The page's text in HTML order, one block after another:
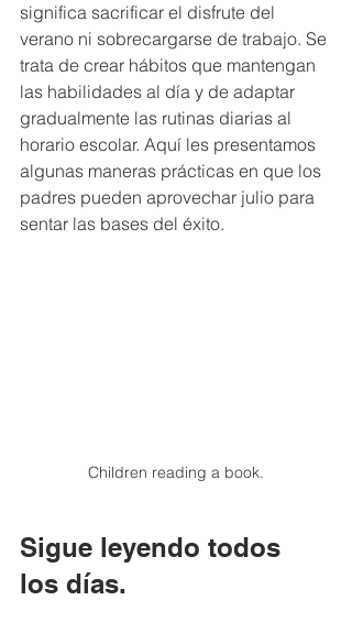
significa sacrificar el disfrute del
verano ni sobrecargarse de trabajo. Se
trata de crear hábitos que mantengan
las habilidades al día y de adaptar
gradualmente las rutinas diarias al
horario escolar. Aquí les presentamos
algunas maneras prácticas en que los
padres pueden aprovechar julio para
sentar las bases del éxito.
Children reading a book.
Sigue leyendo todos
los días.